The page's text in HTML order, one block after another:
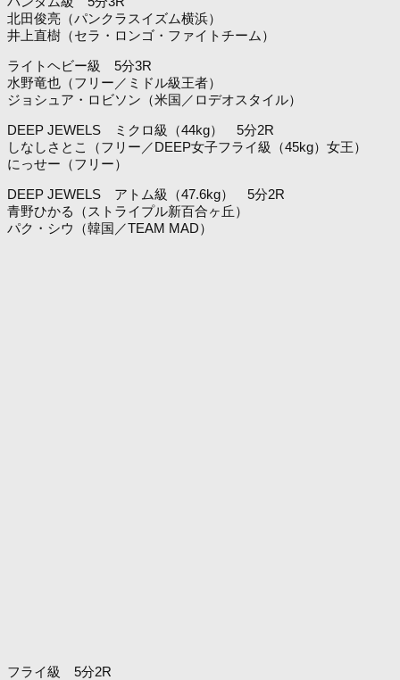
北田俊亮（パンクラスイズム横浜）
井上直樹（セラ・ロンゴ・ファイトチーム）
ライトヘビー級 5分3R
水野竜也（フリー／ミドル級王者）
ジョシュア・ロビソン（米国／ロデオスタイル）
DEEP JEWELS ミクロ級（44kg） 5分2R
しなしさとこ（フリー／DEEP女子フライ級（45kg）女王）
にっせー（フリー）
DEEP JEWELS アトム級（47.6kg） 5分2R
青野ひかる（ストライプル新百合ヶ丘）
パク・シウ（韓国／TEAM MAD）
フライ級 5分2R